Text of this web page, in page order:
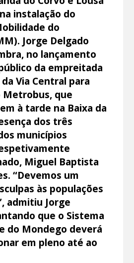
instalação do
do
Jorge Delgado
no lançamento
da empreitada
Via Central para
Metrobus, que
à tarde na Baixa da
dos três
municípios
Miguel Baptista
“Devemos um
às populações
admitiu Jorge
que o Sistema
do Mondego deverá
em pleno até ao